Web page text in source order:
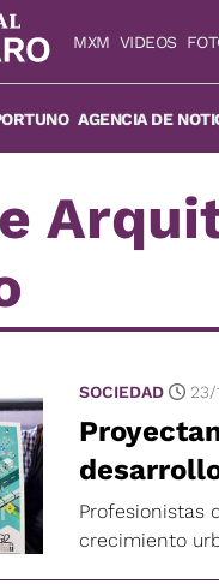
MXM VIDEOS
AGENCIA DE
SOCIEDAD 23/
Profesionistas
crecimiento